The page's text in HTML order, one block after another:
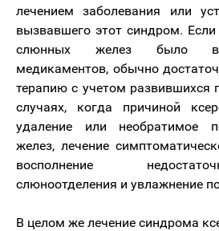
лечением заболевания или
вызвавшего этот синдром.
слюнных желез было
медикаментов, обычно
терапию с учетом развившихся
случаях, когда причиной
удаление или необратимое
желез, лечение
восполнение
слюноотделения и увлажнение
В целом же лечение синдрома